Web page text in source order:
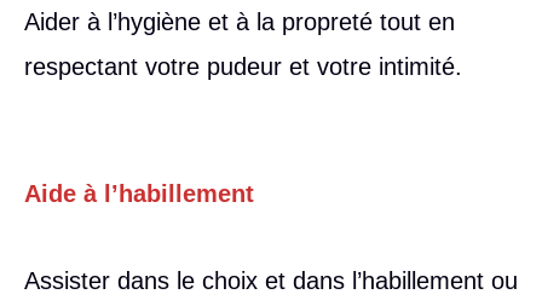
Aider à l’hygiène et à la propreté tout en
respectant votre pudeur et votre intimité.
Aide à l’habillement
Assister dans le choix et dans l’habillement ou